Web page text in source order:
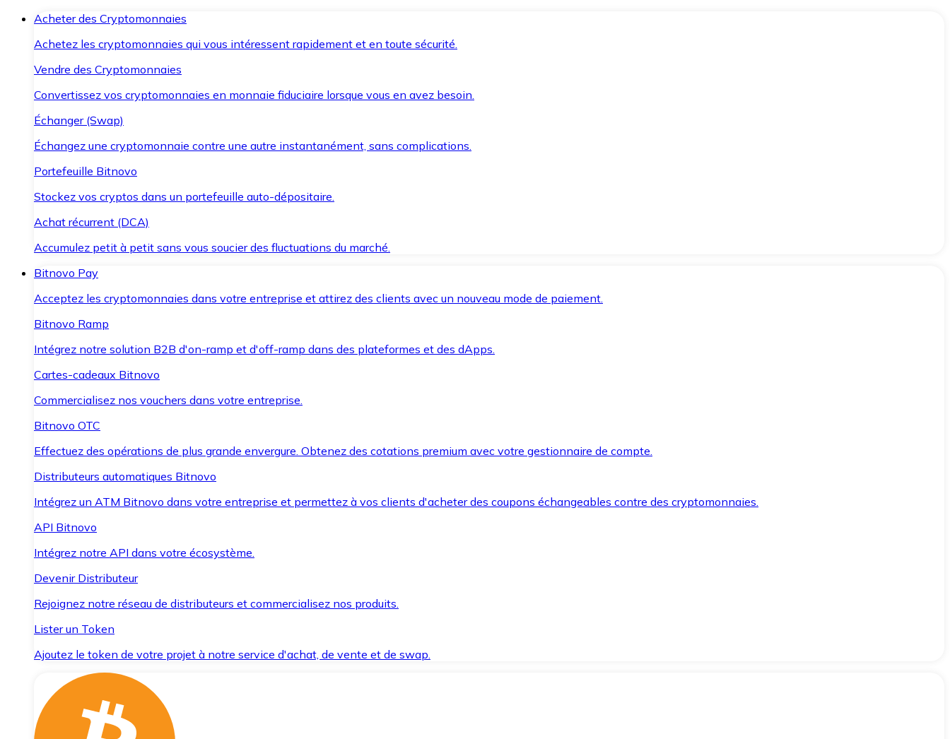
Acheter des Cryptomonnaies
Achetez les cryptomonnaies qui vous intéressent rapidement et en toute sécurité.
Vendre des Cryptomonnaies
Convertissez vos cryptomonnaies en monnaie fiduciaire lorsque vous en avez besoin.
Échanger (Swap)
Échangez une cryptomonnaie contre une autre instantanément, sans complications.
Portefeuille Bitnovo
Stockez vos cryptos dans un portefeuille auto-dépositaire.
Achat récurrent (DCA)
Accumulez petit à petit sans vous soucier des fluctuations du marché.
Bitnovo Pay
Acceptez les cryptomonnaies dans votre entreprise et attirez des clients avec un nouveau mode de paiement.
Bitnovo Ramp
Intégrez notre solution B2B d'on-ramp et d'off-ramp dans des plateformes et des dApps.
Cartes-cadeaux Bitnovo
Commercialisez nos vouchers dans votre entreprise.
Bitnovo OTC
Effectuez des opérations de plus grande envergure. Obtenez des cotations premium avec votre gestionnaire de compte.
Distributeurs automatiques Bitnovo
Intégrez un ATM Bitnovo dans votre entreprise et permettez à vos clients d'acheter des coupons échangeables contre des cryptomonnaies.
API Bitnovo
Intégrez notre API dans votre écosystème.
Devenir Distributeur
Rejoignez notre réseau de distributeurs et commercialisez nos produits.
Lister un Token
Ajoutez le token de votre projet à notre service d'achat, de vente et de swap.